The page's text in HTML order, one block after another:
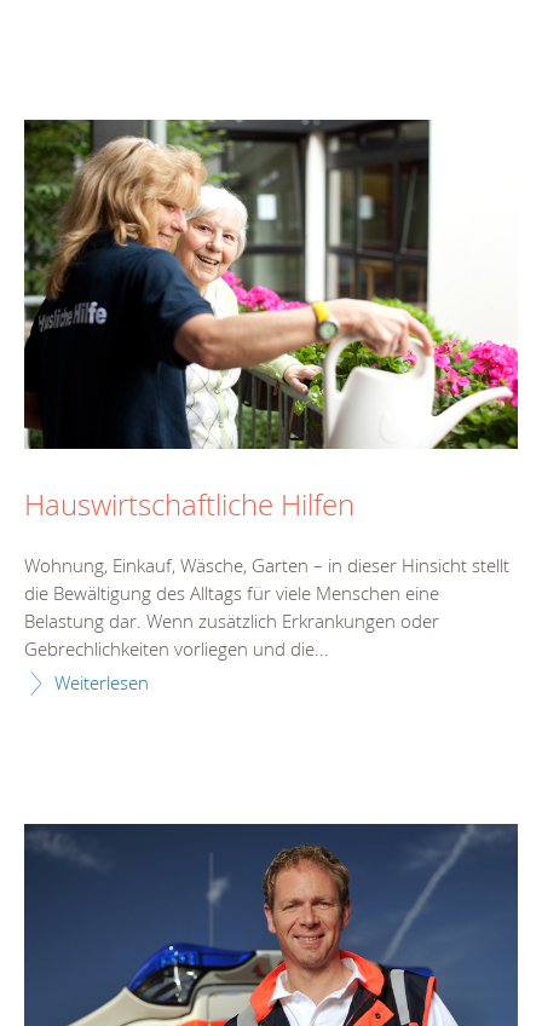
Hauswirtschaftliche Hilfen
Wohnung, Einkauf, Wäsche, Garten – in dieser Hinsicht stellt
die Bewältigung des Alltags für viele Menschen eine
Belastung dar. Wenn zusätzlich Erkrankungen oder
Gebrechlichkeiten vorliegen und die...
Weiterlesen